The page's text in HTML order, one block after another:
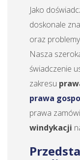
Jako
doskonale
oraz
Nasza
świadczenie
zakresu
prawa
prawa
windykacji